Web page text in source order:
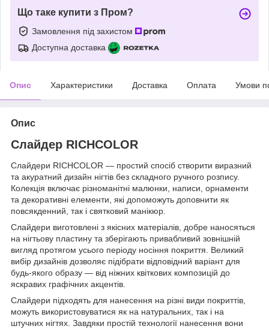
Що таке купити з Пром?
Замовлення під захистом
Доступна доставка
Опис Характеристики Доставка Оплата Умови
Опис
Слайдер RICHCOLOR
Слайдери RICHCOLOR — простий спосіб створити виразний
та акуратний дизайн нігтів без складного ручного розпису.
Колекція включає різноманітні малюнки, написи, орнаменти
та декоративні елементи, які допоможуть доповнити як
повсякденний, так і святковий манікюр.
Слайдери виготовлені з якісних матеріалів, добре наносяться
на нігтьову пластину та зберігають привабливий зовнішній
вигляд протягом усього періоду носіння покриття. Великий
вибір дизайнів дозволяє підібрати відповідний варіант для
будь-якого образу — від ніжних квіткових композицій до
яскравих графічних акцентів.
Слайдери підходять для нанесення на різні види покриттів,
можуть використовуватися як на натуральних, так і на
штучних нігтях. Завдяки простій технології нанесення вони